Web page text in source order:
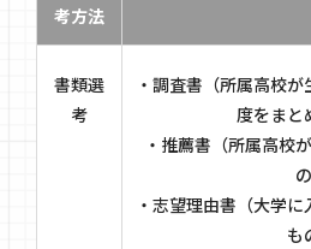
考方法
書類選
考
・調査書（所属高校
度をまと
・推薦書（所属高校
・志望理由書（大学
も